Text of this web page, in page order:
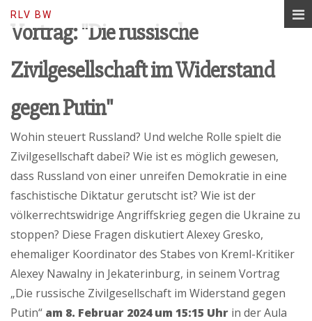
RLV BW
Vortrag: "Die russische
Zivilgesellschaft im Widerstand
gegen Putin"
Wohin steuert Russland? Und welche Rolle spielt die
Zivilgesellschaft dabei? Wie ist es möglich gewesen,
dass Russland von einer unreifen Demokratie in eine
faschistische Diktatur gerutscht ist? Wie ist der
völkerrechtswidrige Angriffskrieg gegen die Ukraine zu
stoppen? Diese Fragen diskutiert Alexey Gresko,
ehemaliger Koordinator des Stabes von Kreml-Kritiker
Alexey Nawalny in Jekaterinburg, in seinem Vortrag
„Die russische Zivilgesellschaft im Widerstand gegen
Putin“ am 8. Februar 2024 um 15:15 Uhr in der Aula